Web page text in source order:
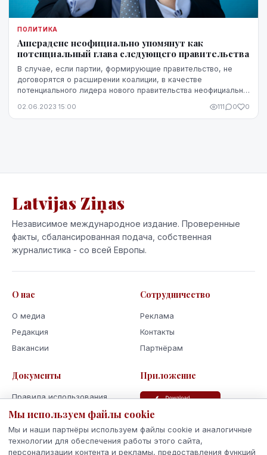
ПОЛИТИКА
Ашераденс неофициально упомянут как
потенциальный глава следующего правительства
В случае, если партии, формирующие правительство, не
договорятся о расширении коалиции, в качестве
потенциального лидера нового правительства неофициально
02.06.2023 15:00 111 0 0
Latvijas Ziņas
Независимое международное издание. Проверенные
факты, сбалансированная подача, собственная
журналистика - со всей Европы.
О нас
О медиа
Редакция
Вакансии
Сотрудничество
Реклама
Контакты
Партнёрам
Документы
Правила использования
Политика
Использование cookie
Приложение
Мы используем файлы cookie
Мы и наши партнёры используем файлы cookie и аналогичные
технологии для обеспечения работы этого сайта,
персонализации контента и рекламы, предоставления функций